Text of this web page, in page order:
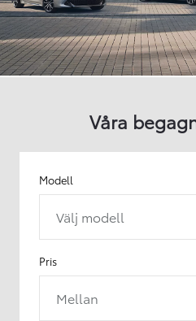
Våra
Modell
Välj modell
Pris
Mellan